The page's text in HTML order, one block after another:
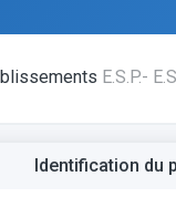
E.S.P.-
Identification du